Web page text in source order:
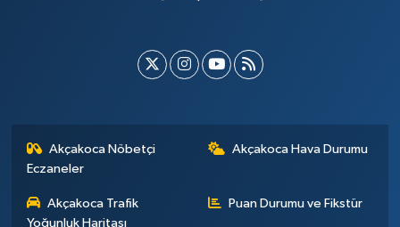
Akçakoca Nöbetçi
Eczaneler
Akçakoca Hava Durumu
Akçakoca Trafik
Yoğunluk Haritası
Puan Durumu ve Fikstür